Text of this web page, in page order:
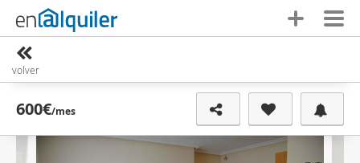
volver
600€/mes